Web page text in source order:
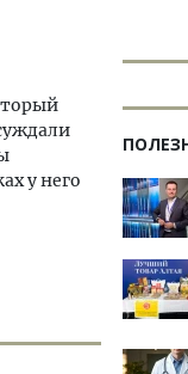
у него